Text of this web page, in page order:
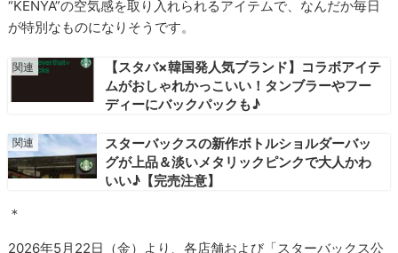
“KENYA”の空気感を取り入れられるアイテムで、なんだか毎日
が特別なものになりそうです。
【スタバ×韓国発人気ブランド】コラボアイテ
ムがおしゃれかっこいい！タンブラーやフー
ディーにバックパックも♪
スターバックスの新作ボトルショルダーバッ
グが上品＆淡いメタリックピンクで大人かわ
いい♪【完売注意】
＊
2026年5月22日（金）より、各店舗および「スターバックス公